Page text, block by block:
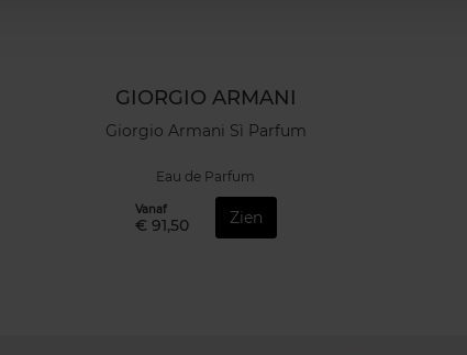
GIORGIO ARMANI
Giorgio Armani Sì Parfum
Eau de Parfum
Vanaf
€ 91,50 Zien